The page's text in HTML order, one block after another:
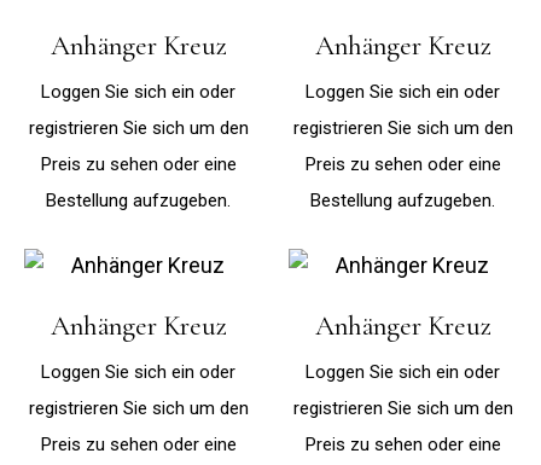
Anhänger Kreuz
Loggen Sie sich ein oder
registrieren Sie sich um den
Preis zu sehen oder eine
Bestellung aufzugeben.
Anhänger Kreuz
Loggen Sie sich ein oder
registrieren Sie sich um den
Preis zu sehen oder eine
Bestellung aufzugeben.
Anhänger Kreuz
Loggen Sie sich ein oder
registrieren Sie sich um den
Preis zu sehen oder eine
Anhänger Kreuz
Loggen Sie sich ein oder
registrieren Sie sich um den
Preis zu sehen oder eine